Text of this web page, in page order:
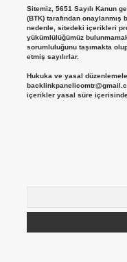
Sitemiz, 5651 Sayılı Kanun
(BTK) tarafından onaylanmış
nedenle, sitedeki içerikleri
yükümlülüğümüz
sorumluluğunu taşımakta
etmiş sayılırlar.
Hukuka ve yasal
içerikler yasal süre içerisinde